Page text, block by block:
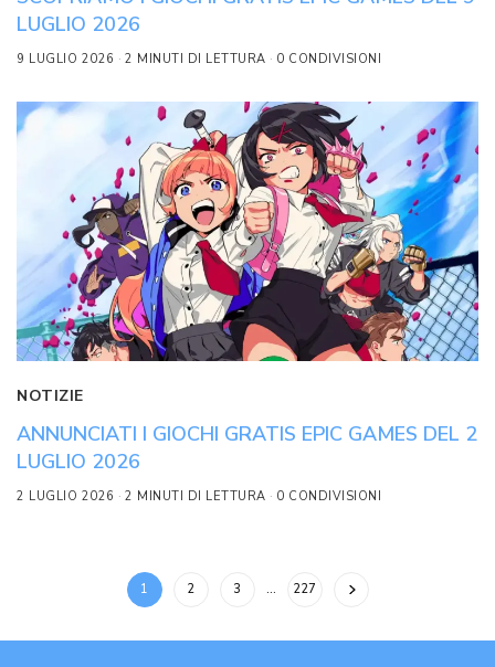
LUGLIO 2026
9 LUGLIO 2026 2 MINUTI DI LETTURA 0 CONDIVISIONI
NOTIZIE
ANNUNCIATI I GIOCHI GRATIS EPIC GAMES DEL 2
LUGLIO 2026
2 LUGLIO 2026 2 MINUTI DI LETTURA 0 CONDIVISIONI
1 2 3 … 227